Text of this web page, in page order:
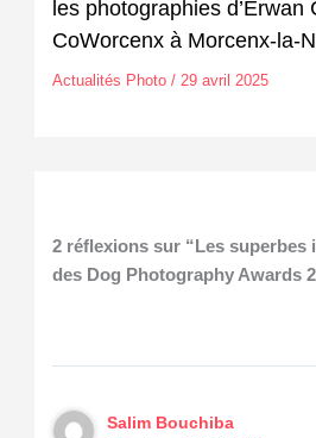
les photographies d’Erwan
CoWorcenx à Morcenx-la-
Actualités Photo/ 29 avril 2025
2 réflexions sur “Les superbes
des Dog Photography Awards
Salim Bouchiba